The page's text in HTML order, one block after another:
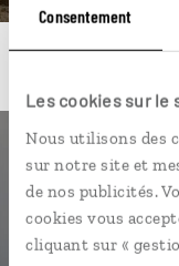
Consentement
Les cookies sur le
Nous utilisons des
sur notre site et
de nos publicités.
cookies vous
cliquant sur «
Une